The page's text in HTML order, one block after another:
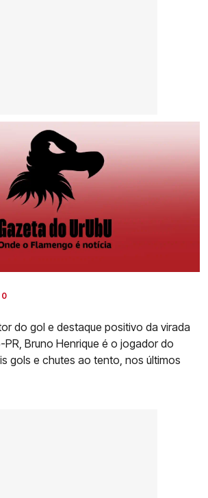
0
do gol e destaque positivo da virada
Bruno Henrique é o jogador do
gols e chutes ao tento, nos últimos